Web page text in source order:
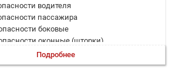
водителя
пассажира
боковые
оконные (шторки)
при спуске
при старте в гору (HSA)
Подробнее